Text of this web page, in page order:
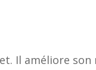
Il améliore